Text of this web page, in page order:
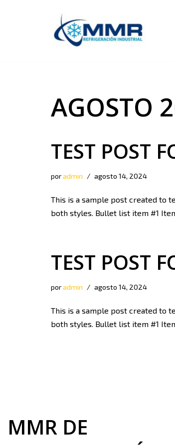
AGOSTO
TEST POST
poradmin agosto 14, 2024
This is a sample post created to
both styles. Bullet list item #1
TEST POST
poradmin agosto 14, 2024
This is a sample post created to
both styles. Bullet list item #1
MMR DE